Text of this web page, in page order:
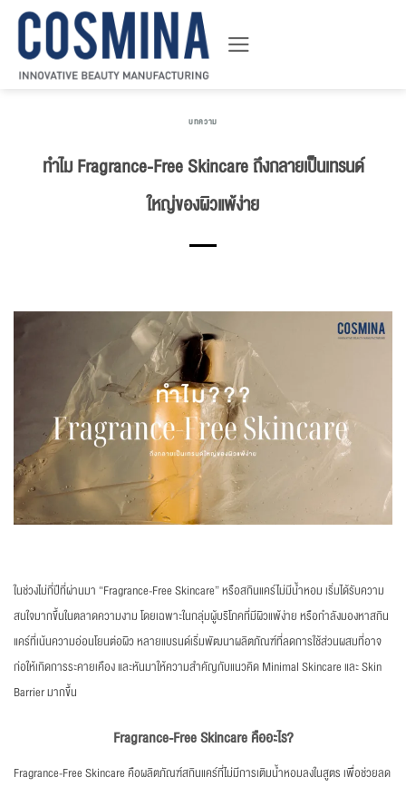
บทความ
ทำไม Fragrance-Free Skincare ถึงกลายเป็นเทรนด์
ใหญ่ของผิวแพ้ง่าย
ในช่วงไม่กี่ปีที่ผ่านมา “Fragrance-Free Skincare” หรือสกินแคร์ไม่มีน้ำหอม เริ่มได้รับความ
สนใจมากขึ้นในตลาดความงาม โดยเฉพาะในกลุ่มผู้บริโภคที่มีผิวแพ้ง่าย หรือกำลังมองหาสกิน
แคร์ที่เน้นความอ่อนโยนต่อผิว หลายแบรนด์เริ่มพัฒนาผลิตภัณฑ์ที่ลดการใช้ส่วนผสมที่อาจ
ก่อให้เกิดการระคายเคือง และหันมาให้ความสำคัญกับแนวคิด Minimal Skincare และ Skin
Barrier มากขึ้น
Fragrance-Free Skincare คืออะไร?
Fragrance-Free Skincare คือผลิตภัณฑ์สกินแคร์ที่ไม่มีการเติมน้ำหอมลงในสูตร เพื่อช่วยลด